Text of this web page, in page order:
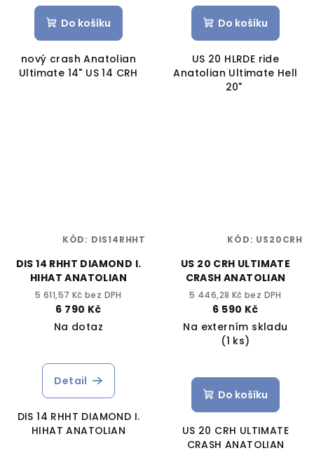
Do košíku
nový crash Anatolian
Ultimate 14" US 14 CRH
Do košíku
US 20 HLRDE ride
Anatolian Ultimate Hell
20"
DIS 14 RHHT DIAMOND I.
HIHAT ANATOLIAN
5 611,57 Kč bez DPH
6 790 Kč
Na dotaz
Detail
DIS 14 RHHT DIAMOND I.
HIHAT ANATOLIAN
KÓD: DIS14RHHT
US 20 CRH ULTIMATE
CRASH ANATOLIAN
5 446,28 Kč bez DPH
6 590 Kč
Na externím skladu
(1 ks)
Do košíku
US 20 CRH ULTIMATE
CRASH ANATOLIAN
KÓD: US20CRH